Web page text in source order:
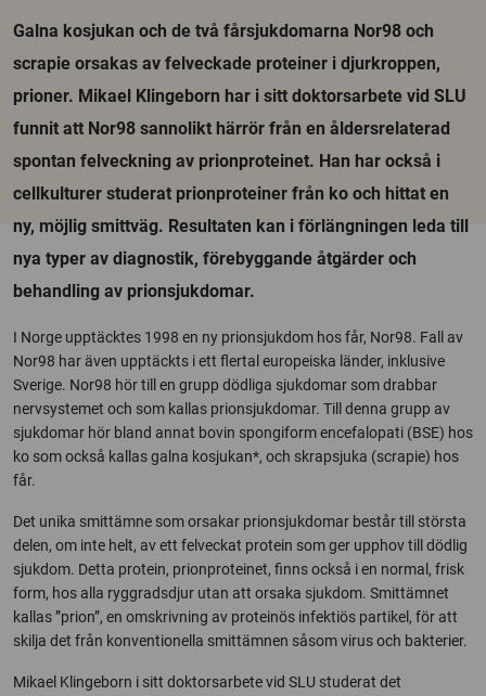
Galna kosjukan och de två fårsjukdomarna Nor98 och
scrapie orsakas av felveckade proteiner i djurkroppen,
prioner. Mikael Klingeborn har i sitt doktorsarbete vid SLU
funnit att Nor98 sannolikt härrör från en åldersrelaterad
spontan felveckning av prionproteinet. Han har också i
cellkulturer studerat prionproteiner från ko och hittat en
ny, möjlig smittväg. Resultaten kan i förlängningen leda till
nya typer av diagnostik, förebyggande åtgärder och
behandling av prionsjukdomar.
I Norge upptäcktes 1998 en ny prionsjukdom hos får, Nor98. Fall av
Nor98 har även upptäckts i ett flertal europeiska länder, inklusive
Sverige. Nor98 hör till en grupp dödliga sjukdomar som drabbar
nervsystemet och som kallas prionsjukdomar. Till denna grupp av
sjukdomar hör bland annat bovin spongiform encefalopati (BSE) hos
ko som också kallas galna kosjukan*, och skrapsjuka (scrapie) hos
får.
Det unika smittämne som orsakar prionsjukdomar består till största
delen, om inte helt, av ett felveckat protein som ger upphov till dödlig
sjukdom. Detta protein, prionproteinet, finns också i en normal, frisk
form, hos alla ryggradsdjur utan att orsaka sjukdom. Smittämnet
kallas ”prion”, en omskrivning av proteinös infektiös partikel, för att
skilja det från konventionella smittämnen såsom virus och bakterier.
Mikael Klingeborn i sitt doktorsarbete vid SLU studerat det